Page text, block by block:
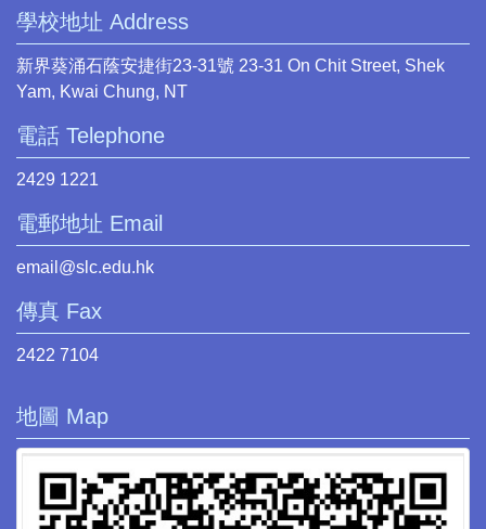
學校地址 Address
新界葵涌石蔭安捷街23-31號 23-31 On Chit Street, Shek
Yam, Kwai Chung, NT
電話 Telephone
2429 1221
電郵地址 Email
email@slc.edu.hk
傳真 Fax
2422 7104
地圖 Map